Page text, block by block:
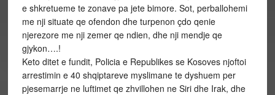
e shkretueme te zonave pa jete bimore. Sot, perballohemi
me nji situate qe ofendon dhe turpenon çdo qenie
njerezore me nji zemer qe ndien, dhe nji mendje qe
gjykon….!
Keto ditet e fundit, Policia e Republikes se Kosoves njoftoi
arrestimin e 40 shqiptareve myslimane te dyshuem per
pjesemarrje ne luftimet qe zhvillohen ne Siri dhe Irak, dhe